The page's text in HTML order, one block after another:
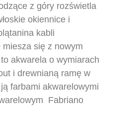
z góry rozświetla
okiennice i
kabli
się z nowym
akwarela o wymiarach
i drewnianą ramę w
farbami akwarelowymi
Fabriano